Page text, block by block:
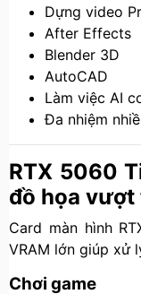
Dựng video
After Effects
Blender 3D
AutoCAD
Làm việc AI
Đa nhiệm
RTX 5060
đồ họa vượt
Card màn hình
VRAM lớn giúp xử
Chơi game